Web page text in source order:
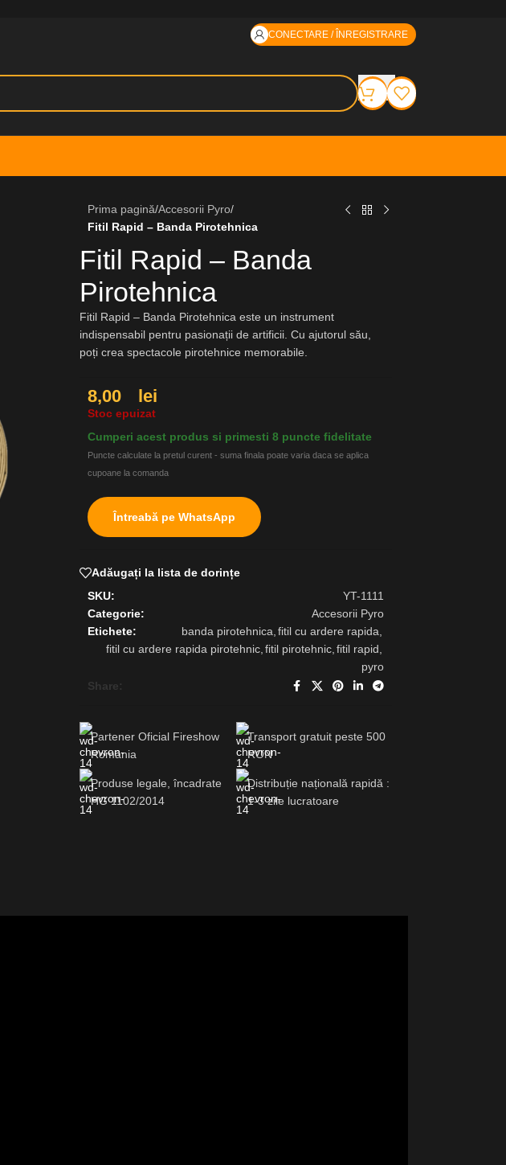
CONECTARE / ÎNREGISTRARE
Prima pagină/Accesorii Pyro/
Fitil Rapid – Banda Pirotehnica
Fitil Rapid – Banda
Pirotehnica
Fitil Rapid – Banda Pirotehnica este un instrument
indispensabil pentru pasionații de artificii. Cu ajutorul său,
poți crea spectacole pirotehnice memorabile.
8,00 lei
Stoc epuizat
Cumperi acest produs si primesti 8 puncte fidelitate
Puncte calculate la pretul curent - suma finala poate varia daca se aplica
cupoane la comanda
Întreabă pe WhatsApp
Adăugați la lista de dorințe
SKU:
YT-1111
Categorie:
Accesorii Pyro
Etichete:
banda pirotehnica fitil cu ardere rapida
fitil cu ardere rapida pirotehnic, fitil pirotehnic, fitil rapid
pyro
Share:
Partener Oficial Fireshow
România
Produse legale, încadrate
HG 1102/2014
Transport gratuit peste 500
RON
Distribuție națională rapidă :
1-3 zile lucratoare